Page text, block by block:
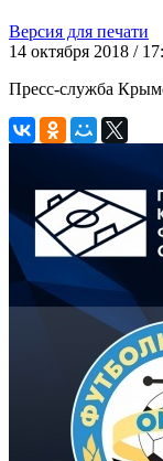
Версия для печати
14 октября 2018 /
Пресс-служба